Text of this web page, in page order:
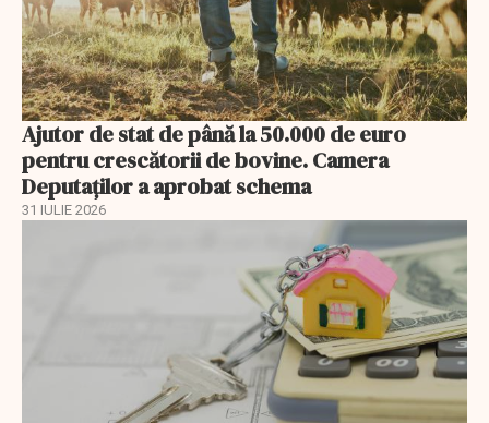
Ajutor de stat de până la 50.000 de euro
pentru crescătorii de bovine. Camera
Deputaților a aprobat schema
31 IULIE 2026